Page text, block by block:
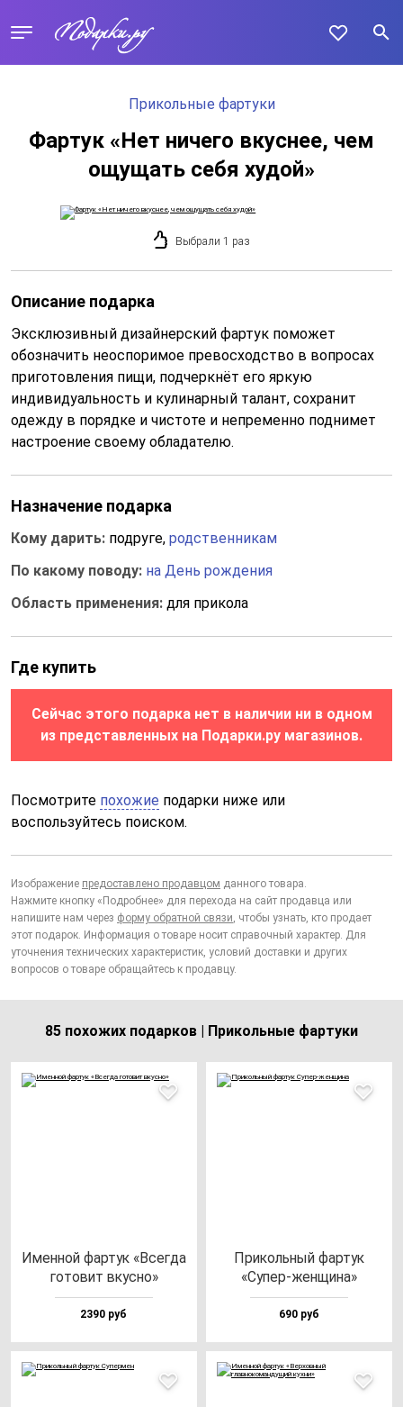
Прикольные фартуки
Фартук «Нет ничего вкуснее, чем
ощущать себя худой»
Выбрали 1 раз
Описание подарка
Эксклюзивный дизайнерский фартук поможет
обозначить неоспоримое превосходство в вопросах
приготовления пищи, подчеркнёт его яркую
индивидуальность и кулинарный талант, сохранит
одежду в порядке и чистоте и непременно поднимет
настроение своему обладателю.
Назначение подарка
Кому дарить: подруге, родственникам
По какому поводу: на День рождения
Область применения: для прикола
Где купить
Сейчас этого подарка нет в наличии ни в одном
из представленных на Подарки.ру магазинов.
Посмотрите похожие подарки ниже или
воспользуйтесь поиском.
Изображение предоставлено продавцом данного товара.
Нажмите кнопку «Подробнее» для перехода на сайт продавца или
напишите нам через форму обратной связи, чтобы узнать, кто продает
этот подарок. Информация о товаре носит справочный характер. Для
уточнения технических характеристик, условий доставки и других
вопросов о товаре обращайтесь к продавцу.
85 похожих подарков | Прикольные фартуки
Имен­ной фар­тук «Всег­да
го­то­вит вкус­но»
2390 руб
При­коль­ный фар­тук
«Супер-жен­щи­на»
690 руб